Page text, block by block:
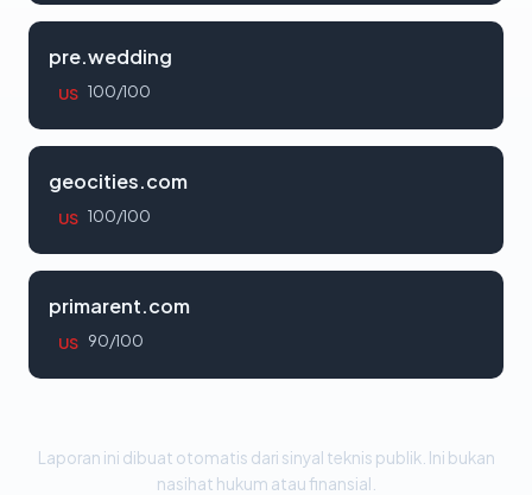
pre.wedding
US 100/100
geocities.com
US 100/100
primarent.com
US 90/100
Laporan ini dibuat otomatis dari sinyal teknis publik. Ini bukan
nasihat hukum atau finansial.